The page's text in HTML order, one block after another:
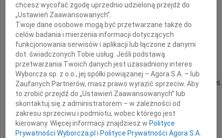
Z wielkim smutkiem zawiadamiamy,
że w dniu 15 listopada 2020 roku zmarł
Andrzej Zapałowski
wieloletni pracownik Teatru Wielkiego w Łodzi.
chcesz wycofać zgodę uprzednio udzieloną przejdź do
„Ustawień Zaawansowanych”.
Twoje dane osobowe mogą być przetwarzane także do
celów badania i mierzenia informacji dotyczących
funkcjonowania serwisów i aplikacji lub łączone z danymi
dot. świadczonych Tobie usług. Jeśli podstawą
przetwarzania Twoich danych jest uzasadniony interes
Wyborcza sp. z o.o., jej spółki powiązanej – Agora S.A. – lub
Zaufanych Partnerów, masz prawo wyrazić sprzeciw. Aby
to zrobić przejdź do „Ustawień Zaawansowanych” lub
skontaktuj się z administratorem – w zależności od
zakresu sprzeciwu i podmiotu, wobec którego jest
kierowany. Więcej informacji znajdziesz w Polityce
Prywatności Wyborcza.pl i Polityce Prywatności Agora S.A.